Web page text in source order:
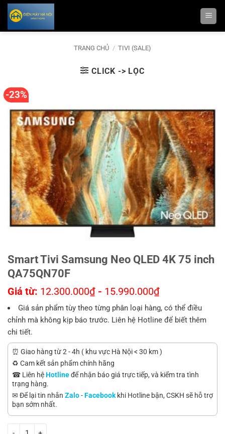
Bỏ
qua
nội
TRANG CHỦ / TIVI (SALE)
CLICK -> LỌC
-23%
Smart Tivi Samsung Neo QLED 4K 75 inch
QA75QN70F
Giá từ: 12.300.000₫ - 15.990.000₫
Giá sản phẩm tùy theo từng phân loại hàng, có thể điều
chỉnh mà không kịp báo trước. Liên hệ Hotline để biết thêm
chi tiết.
⏰ Giao hàng từ 2 - 4h ( khu vực Hà Nội < 30 km )
♻️ Cam kết sản phẩm chính hãng
☎ Liên hệHotlineđể nhận báo giá trực tiếp, và kiểm tra tình
trạng hàng.
✉ Để lại tin nhắn Zalo-Facebookkhi Hotline bận, CSKH sẽ hỗ trợ
bạn sớm nhất.
Smart Tivi Samsung Neo QLED 4K 75 inch QA75QN70F số lượng